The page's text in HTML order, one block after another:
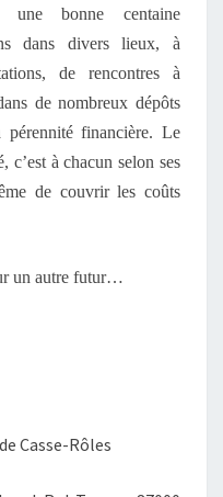
une bonne centaine
dans divers lieux, à
de rencontres à
de nombreux dépôts
pérennité financière. Le
c’est à chacun selon ses
de couvrir les coûts
un autre futur…
Casse-Rôles